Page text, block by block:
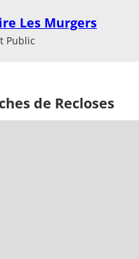
Les Murgers
Public
de Recloses